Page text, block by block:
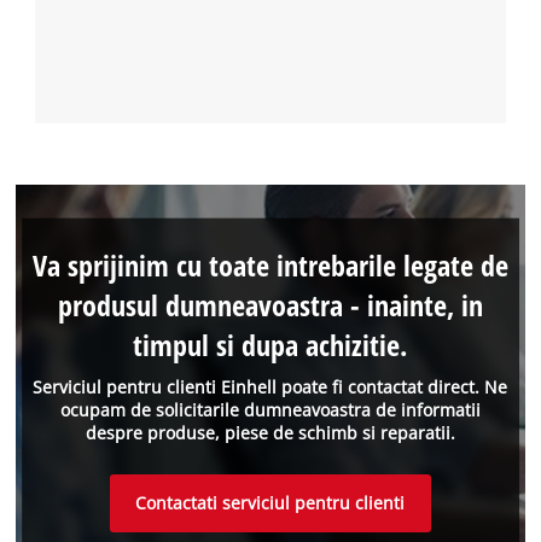
Serviciul pentru clienti Einhell poate fi contactat direct. Ne
ocupam de solicitarile dumneavoastra de informatii
despre produse, piese de schimb si reparatii.
Va sprijinim cu toate intrebarile legate de
produsul dumneavoastra - inainte, in
timpul si dupa achizitie.
Contactati serviciul pentru clienti